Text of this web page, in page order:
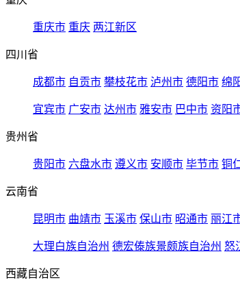
重庆市 重庆 两江新区
四川省
成都市 自贡市 攀枝花市 泸州市 德阳市 绵
宜宾市 广安市 达州市 雅安市 巴中市 资阳
贵州省
贵阳市 六盘水市 遵义市 安顺市 毕节市 铜
云南省
昆明市 曲靖市 玉溪市 保山市 昭通市 丽江
大理白族自治州 德宏傣族景颇族自治州 怒
西藏自治区